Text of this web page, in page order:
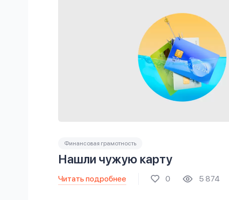
Финансовая грамотность
Нашли чужую карту
Читать подробнее 0 5 874